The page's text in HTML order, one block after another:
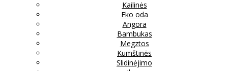
Kailinės
Eko oda
Angora
Bambukas
Megztos
Kumštinės
Slidinėjimo